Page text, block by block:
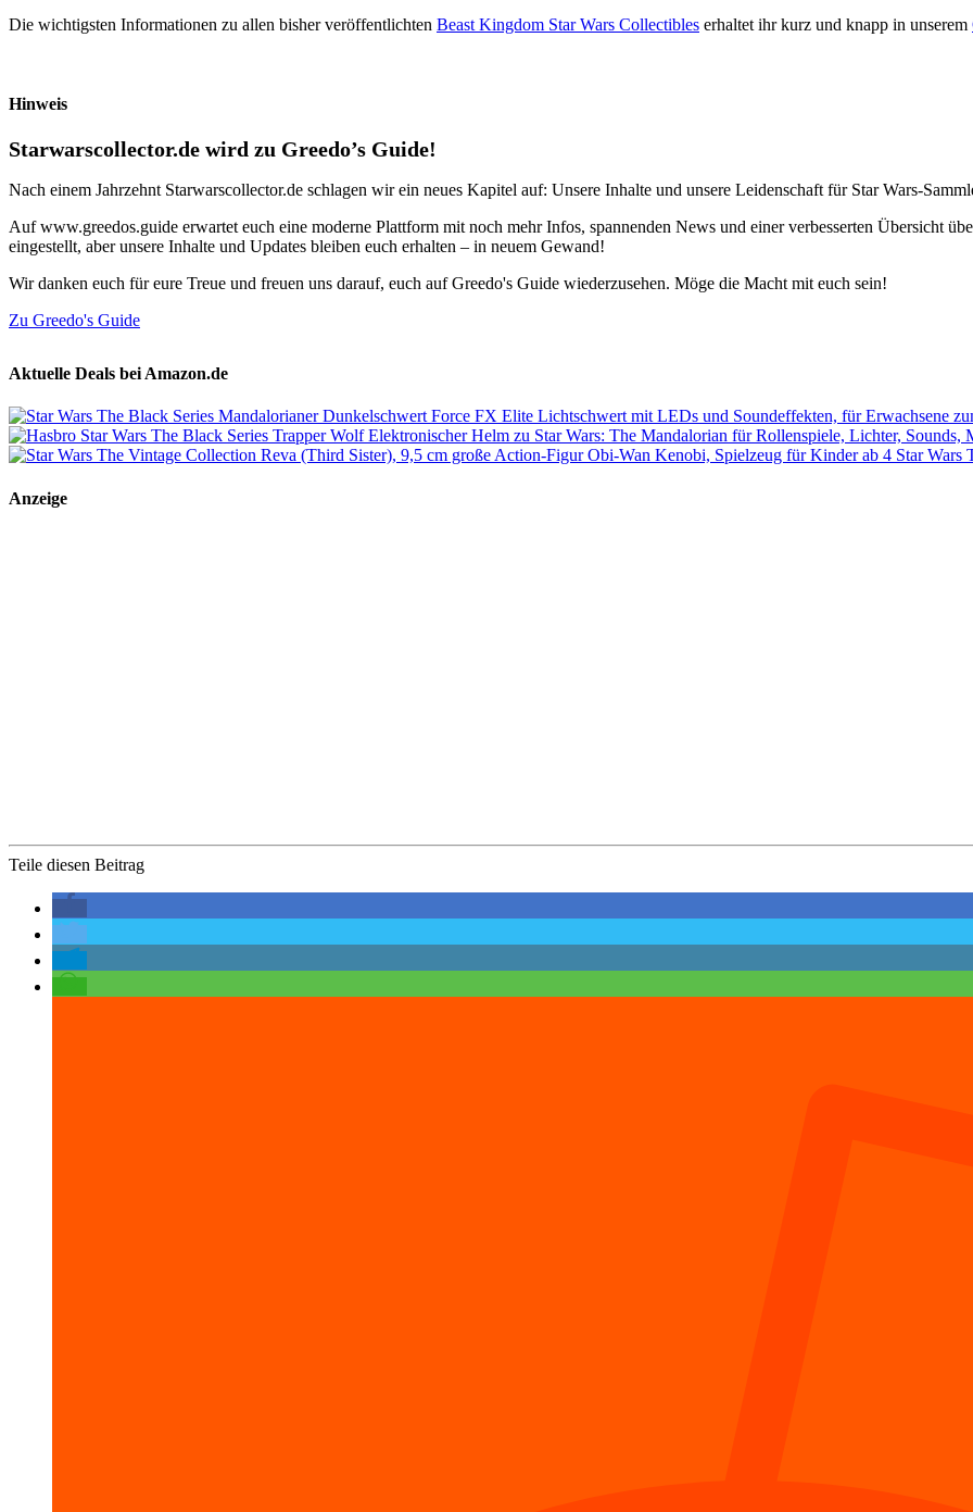
Die wichtigsten Informationen zu allen bisher veröffentlichten Beast Kingdom Star Wars Collectibles erhaltet ihr kurz und knapp in unserem
Hinweis
Starwarscollector.de wird zu Greedo’s Guide!
Nach einem Jahrzehnt Starwarscollector.de schlagen wir ein neues Kapitel auf: Unsere Inhalte und unsere Leidenschaft für Star Wars-
Auf www.greedos.guide erwartet euch eine moderne Plattform mit noch mehr Infos, spannenden News und einer verbesserten Übersicht
eingestellt, aber unsere Inhalte und Updates bleiben euch erhalten – in neuem Gewand!
Wir danken euch für eure Treue und freuen uns darauf, euch auf Greedo's Guide wiederzusehen. Möge die Macht mit euch sein!
Zu Greedo's Guide
Aktuelle Deals bei Amazon.de
Star Wars
Anzeige
Teile diesen Beitrag